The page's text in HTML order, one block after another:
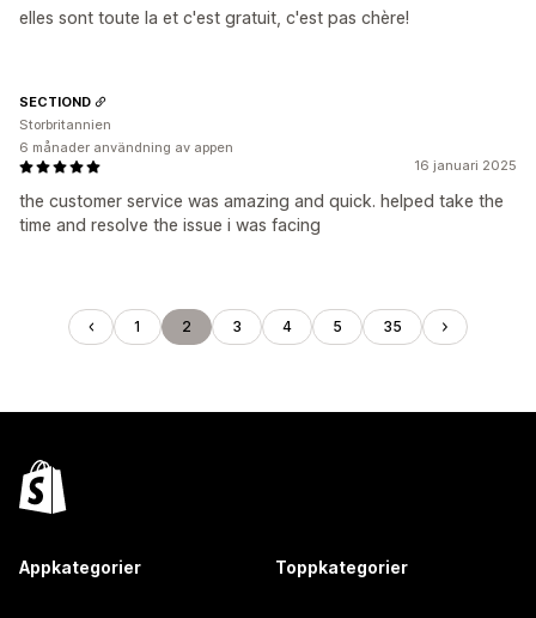
elles sont toute la et c'est gratuit, c'est pas chère!
16 januari 2025
the customer service was amazing and quick. helped take the
time and resolve the issue i was facing
SECTIOND
Storbritannien
6 månader användning av appen
1 2 3 4 5 35
Appkategorier Toppkategorier